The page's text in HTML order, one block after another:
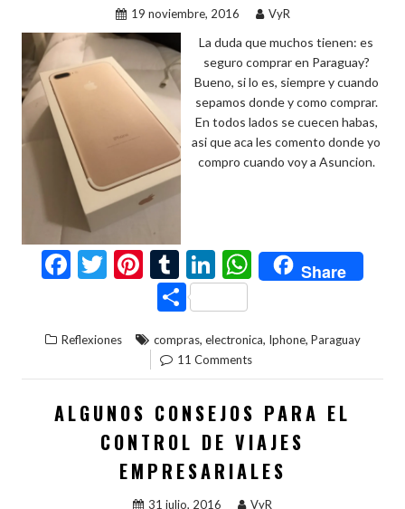
19 noviembre, 2016 VyR
La duda que muchos tienen: es
seguro comprar en Paraguay?
Bueno, si lo es, siempre y cuando
sepamos donde y como comprar.
En todos lados se cuecen habas,
asi que aca les comento donde yo
compro cuando voy a Asuncion.
F
b
o
o
T
er
Pi
nt
er
es
t
T
u
m
bl
r
Li
n
ke
dI
n
W
h
s
A
p
p
Share
C
m
p
ar
ti
r
Reflexiones compras, electronica, Iphone, Paraguay
11 Comments
ALGUNOS CONSEJOS PARA EL
CONTROL DE VIAJES
EMPRESARIALES
31 julio, 2016 VyR